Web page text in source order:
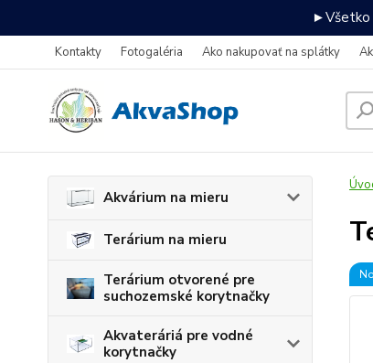
►Všetko
Kontakty Fotogaléria Ako nakupovať na splátky
Akvárium na mieru
Terárium na mieru
Terárium otvorené pre
suchozemské korytnačky
Akvateráriá pre vodné
korytnačky